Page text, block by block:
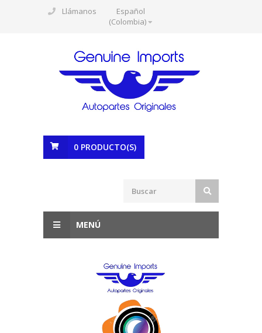
Llámanos
Español
(Colombia)
0 PRODUCTO(S)
MENÚ